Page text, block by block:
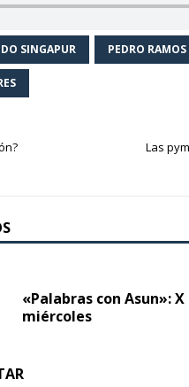
SINGAPUR PEDRO RAMOS
Las
«Palabras con Asun»: X
miércoles